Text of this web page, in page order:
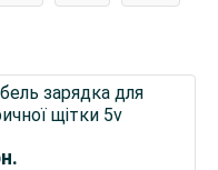
зарядка для
щітки 5v